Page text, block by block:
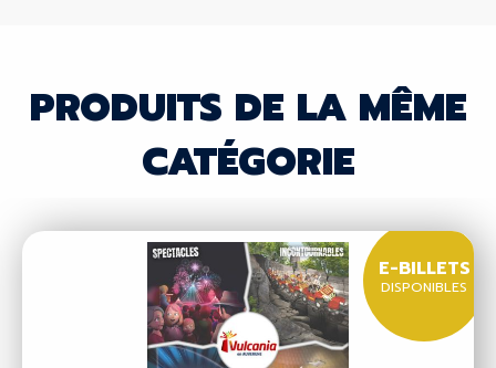
PRODUITS DE LA MÊME
CATÉGORIE
E-BILLETS
DISPONIBLES